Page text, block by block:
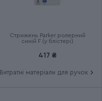
Ручка використовує ролерні
IM Rituals
Стрижень Parker ролерний
синій F (у блістері)
417 ₴
Витратні матеріали для ручок